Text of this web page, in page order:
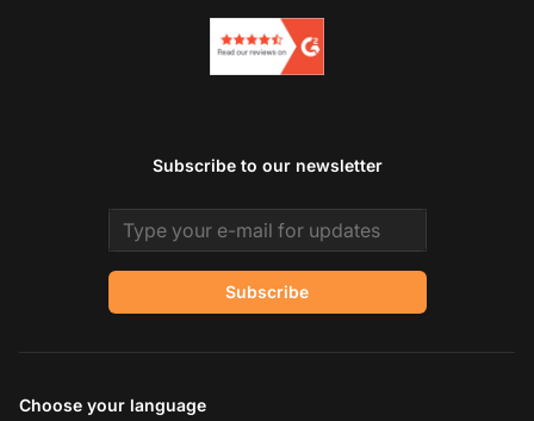
Subscribe to our newsletter
Email address
Subscribe
Choose your language